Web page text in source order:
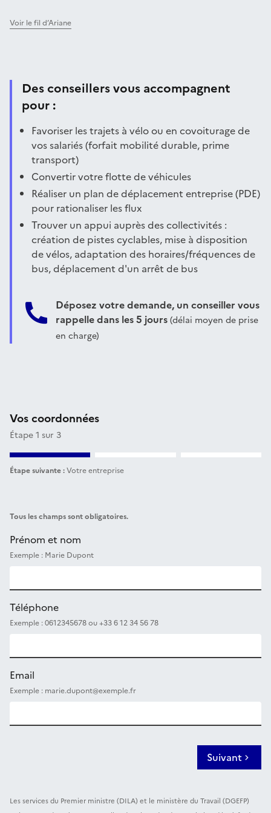
Voir le fil d’Ariane
Des conseillers vous accompagnent
pour :
Favoriser les trajets à vélo ou en covoiturage de
vos salariés (forfait mobilité durable, prime
transport)
Convertir votre flotte de véhicules
Réaliser un plan de déplacement entreprise (PDE)
pour rationaliser les flux
Trouver un appui auprès des collectivités :
création de pistes cyclables, mise à disposition
de vélos, adaptation des horaires/fréquences de
bus, déplacement d'un arrêt de bus
Déposez votre demande, un conseiller vous
rappelle dans les 5 jours(délai moyen de prise
en charge)
Étape 1 sur 3
Vos coordonnées
Étape suivante :Votre entreprise
Tous les champs sont obligatoires.
Prénom et nom
Exemple : Marie Dupont
Téléphone
Exemple : 0612345678 ou +33 6 12 34 56 78
Email
Exemple : marie.dupont@exemple.fr
Suivant
Les services du Premier ministre (DILA) et le ministère du Travail (DGEFP)